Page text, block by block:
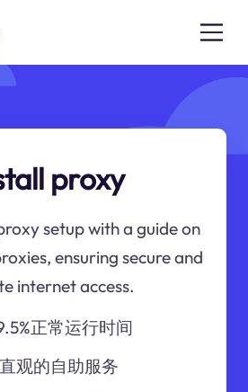
proxy
setup with a guide on
ensuring secure and
internet access.
正常运行时间
直观的自助服务